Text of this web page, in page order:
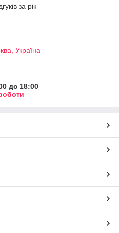
за рік
Україна
до 18:00